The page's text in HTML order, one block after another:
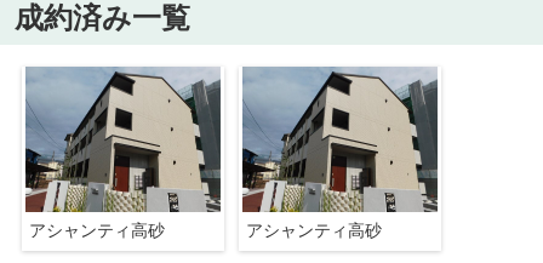
成約済み一覧
アシャンティ高砂 アシャンティ高砂